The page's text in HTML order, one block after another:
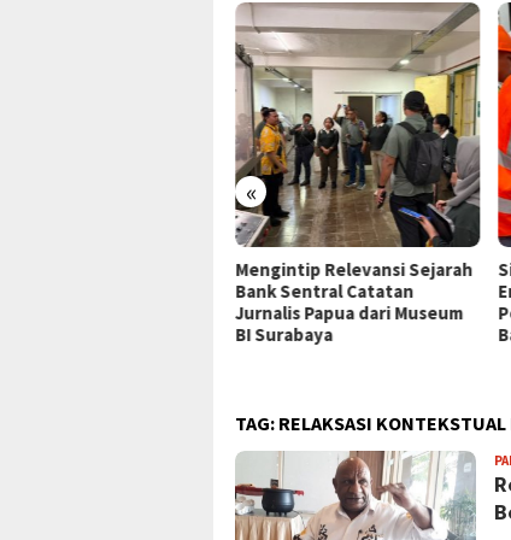
«
Mengintip Relevansi Sejarah
Bank Sentral Catatan
Jurnalis Papua dari Museum
BI Surabaya
TAG: RELAKSASI KONTEKSTUAL